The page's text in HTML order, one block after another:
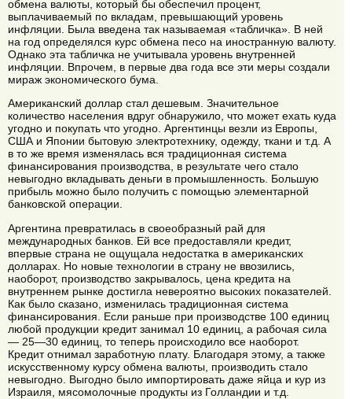
обмена валюты, который бы обеспечил процент,
выплачиваемый по вкладам, превышающий уровень
инфляции. Была введена так называемая «табличка». В ней
на год определялся курс обмена песо на иностранную валюту.
Однако эта табличка не учитывала уровень внутренней
инфляции. Впрочем, в первые два года все эти меры создали
мираж экономического бума.
Американский доллар стал дешевым. Значительное
количество населения вдруг обнаружило, что может ехать куда
угодно и покупать что угодно. Аргентинцы везли из Европы,
США и Японии бытовую электротехнику, одежду, ткани и т.д. А
в то же время изменялась вся традиционная система
финансирования производства, в результате чего стало
невыгодно вкладывать деньги в промышленность. Большую
прибыль можно было получить с помощью элементарной
банковской операции.
Аргентина превратилась в своеобразный рай для
международных банков. Ей все предоставляли кредит,
впервые страна не ощущала недостатка в американских
долларах. Но новые технологии в страну не ввозились,
наоборот, производство закрывалось, цена кредита на
внутреннем рынке достигла невероятно высоких показателей.
Как было сказано, изменилась традиционная система
финансирования. Если раньше при производстве 100 единиц
любой продукции кредит занимал 10 единиц, а рабочая сила
— 25—30 единиц, то теперь происходило все наоборот.
Кредит отнимал заработную плату. Благодаря этому, а также
искусственному курсу обмена валюты, производить стало
невыгодно. Выгодно было импортировать даже яйца и кур из
Израиля, мясомолочные продукты из Голландии и т.д.